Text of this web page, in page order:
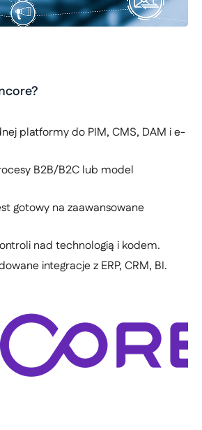
platformy do PIM, CMS, DAM i e-
B2B/B2C lub model
gotowy na zaawansowane
nad technologią i kodem.
integracje z ERP, CRM, BI.